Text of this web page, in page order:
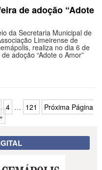
de adoção “Adote
da Secretaria Municipal de
Limeirense de
realiza no dia 6 de
adoção “Adote o Amor”
4 … 121
Próxima Página